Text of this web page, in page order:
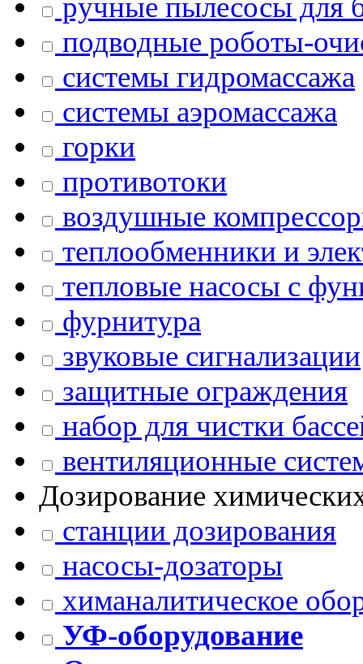
подводные роботы-
системы гидромассажа
системы аэромассажа
горки
противотоки
воздушные
теплообменники и
тепловые насосы с
фурнитура
звуковые сигнализации
защитные ограждения
набор для чистки
вентиляционные
Дозирование
станции дозирования
насосы-дозаторы
химаналитическое
УФ-оборудование